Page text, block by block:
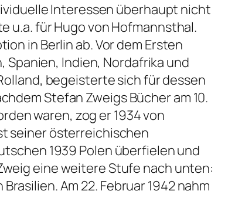
Interessen überhaupt nicht
u.a. für Hugo von Hofmannsthal.
in Berlin ab. Vor dem Ersten
Spanien, Indien, Nordafrika und
begeisterte sich für dessen
Stefan Zweigs Bücher am 10.
waren, zog er 1934 von
seiner österreichischen
1939 Polen überfielen und
eine weitere Stufe nach unten:
Am 22. Februar 1942 nahm